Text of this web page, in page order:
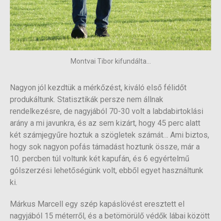
Montvai Tibor kifundálta...
Nagyon jól kezdtük a mérkőzést, kiváló első félidőt
produkáltunk. Statisztikák persze nem állnak
rendelkezésre, de nagyjából 70-30 volt a labdabirtoklási
arány a mi javunkra, és az sem kizárt, hogy 45 perc alatt
két számjegyűre hoztuk a szögletek számát… Ami biztos,
hogy sok nagyon pofás támadást hoztunk össze, már a
10. percben túl voltunk két kapufán, és 6 egyértelmű
gólszerzési lehetőségünk volt, ebből egyet használtunk
ki.
Márkus Marcell egy szép kapáslövést eresztett el
nagyjából 15 méterről, és a betömörülő védők lábai között